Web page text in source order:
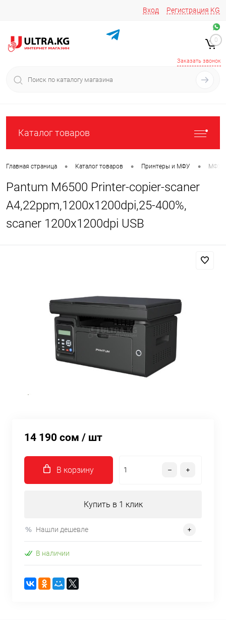
Вход Регистрация KG
+996 776161037
+996 772022908
Заказать звонок
0
Каталог товаров
Главная страница • Каталог товаров • Принтеры и МФУ • МФУ
Pantum M6500 Printer-copier-scaner
A4,22ppm,1200x1200dpi,25-400%,
scaner 1200x1200dpi USB
14 190 сом / шт
В корзину
Купить в 1 клик
Нашли дешевле
В наличии